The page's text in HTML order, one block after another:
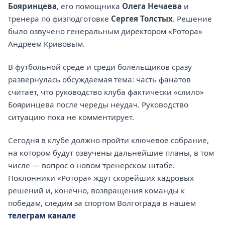
Бояринцева, его помощника Олега Нечаева и
тренера по физподготовке Сергея Толстых. Решение
было озвучено генеральным директором «Ротора»
Андреем Кривовым.
В футбольной среде и среди болельщиков сразу
развернулась обсуждаемая тема: часть фанатов
считает, что руководство клуба фактически «слило»
Бояринцева после череды неудач. Руководство
ситуацию пока не комментирует.
Сегодня в клубе должно пройти ключевое собрание,
на котором будут озвучены дальнейшие планы, в том
числе — вопрос о новом тренерском штабе.
Поклонники «Ротора» ждут скорейших кадровых
решений и, конечно, возвращения команды к
победам, следим за спортом Волгограда в нашем
телеграм канале